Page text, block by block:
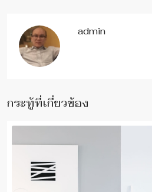
admin
กระทู้ที่เกี่ยวข้อง